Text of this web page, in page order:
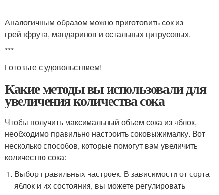
Аналогичным образом можно приготовить сок из
грейпфрута, мандаринов и остальных цитрусовых.
***
Готовьте с удовольствием!
Какие методы вы использовали для
увеличения количества сока
Чтобы получить максимальный объем сока из яблок,
необходимо правильно настроить соковыжималку. Вот
несколько способов, которые помогут вам увеличить
количество сока:
Выбор правильных настроек. В зависимости от сорта
яблок и их состояния, вы можете регулировать